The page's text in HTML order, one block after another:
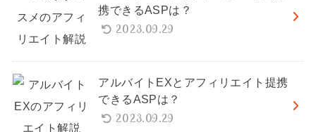
携できるASPは？
2023.09.29
アルバイトEXとアフィリエイト提携
できるASPは？
2023.09.29